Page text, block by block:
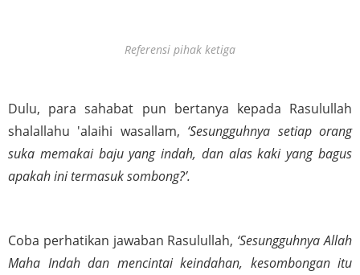
Referensi pihak ketiga
Dulu, para sahabat pun bertanya kepada Rasulullah
shalallahu 'alaihi wasallam, ‘Sesungguhnya setiap orang
suka memakai baju yang indah, dan alas kaki yang bagus
apakah ini termasuk sombong?’.
Coba perhatikan jawaban Rasulullah, ‘Sesungguhnya Allah
Maha Indah dan mencintai keindahan, kesombongan itu